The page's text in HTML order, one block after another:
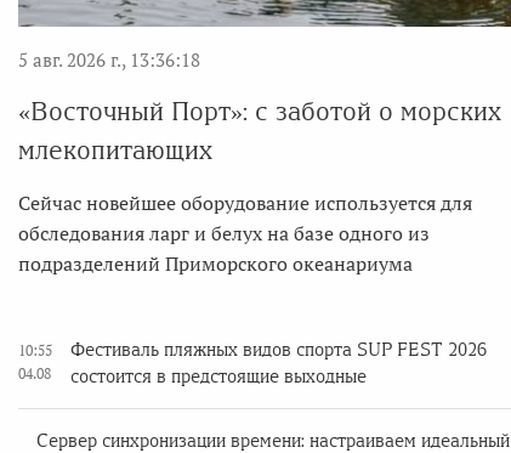
5 авг. 2026 г., 13:36:18
«Восточный Порт»: с заботой о морских
млекопитающих
Сейчас новейшее оборудование используется для
обследования ларг и белух на базе одного из
подразделений Приморского океанариума
10:55
04.08
Фестиваль пляжных видов спорта SUP FEST 2026
состоится в предстоящие выходные
Сервер синхронизации времени: настраиваем идеальный